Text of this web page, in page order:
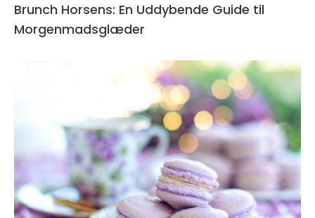
Brunch Horsens: En Uddybende Guide til
Morgenmadsglæder